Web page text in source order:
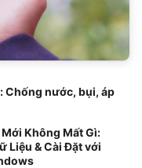
Chống nước, bụi, áp
Không Mất Gì:
Liệu & Cài Đặt với